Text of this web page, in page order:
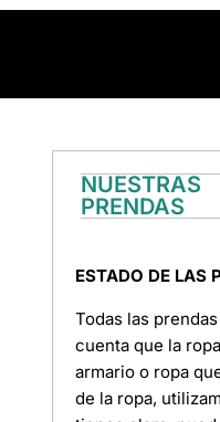
NUESTRAS
PRENDAS
ESTADO DE LAS
Todas las
cuenta que la
armario o ropa
de la ropa,